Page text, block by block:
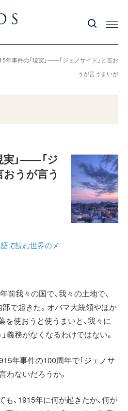
年事件の「現実」――「ジェノサイド」と言お
うが言うまいが
実」――「ジ
おうが言う
で読む世界のメ
前我々の国で、我々の土地で、
で起きた。オバマ大統領やほか
を使おうと使うまいと、我々に
義務がなくなるわけではない。
年事件の100周年で「ジェノサ
わないだろうか。
、1915年に何が起きたか、何が